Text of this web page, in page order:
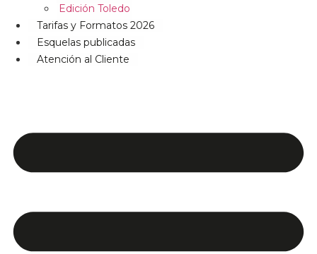
Edición Toledo
Tarifas y Formatos 2026
Esquelas publicadas
Atención al Cliente